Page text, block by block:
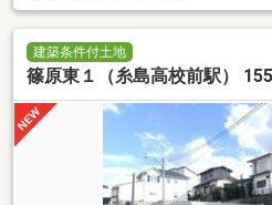
建築条件付土地
篠原東１（糸島高校前駅）